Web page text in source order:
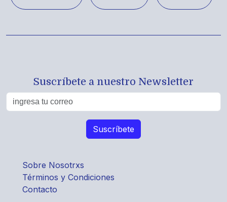
Suscríbete a nuestro Newsletter
Sobre Nosotrxs
Términos y Condiciones
Contacto